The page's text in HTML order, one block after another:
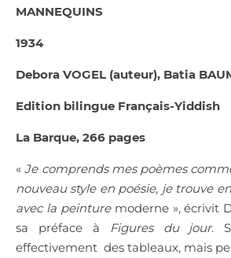
MANNEQUINS
1934
Debora VOGEL (auteur), Batia
Edition bilingue Français-Yiddish
La Barque, 266 pages
«Je comprends mes poèmes
nouveau style en poésie, je trouve
avec la peinture moderne », écrivit
sa préface à
Figures du jour.
effectivement des tableaux, mais